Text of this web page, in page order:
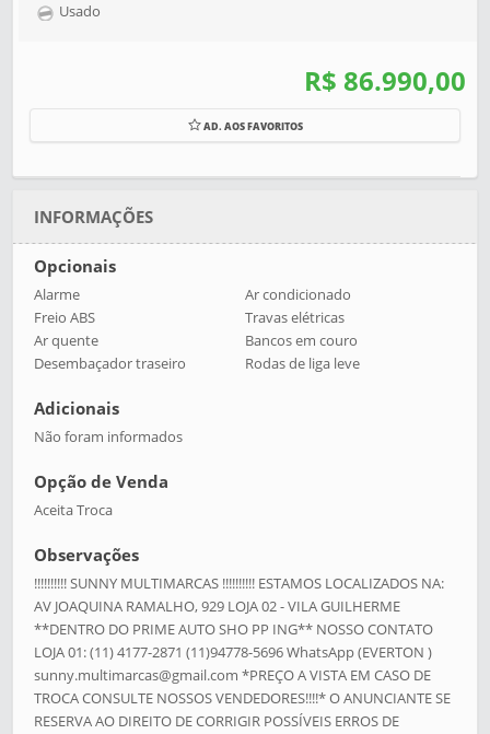
Usado
R$ 86.990,00
AD. AOS FAVORITOS
INFORMAÇÕES
Opcionais
Alarme
Ar condicionado
Freio ABS
Travas elétricas
Ar quente
Bancos em couro
Desembaçador traseiro
Rodas de liga leve
Adicionais
Não foram informados
Opção de Venda
Aceita Troca
Observações
!!!!!!!!!! SUNNY MULTIMARCAS !!!!!!!!!! ESTAMOS LOCALIZADOS NA:
AV JOAQUINA RAMALHO, 929 LOJA 02 - VILA GUILHERME
**DENTRO DO PRIME AUTO SHO PP ING** NOSSO CONTATO
LOJA 01: (11) 4177-2871 (11)94778-5696 WhatsApp (EVERTON )
sunny.multimarcas@gmail.com *PREÇO A VISTA EM CASO DE
TROCA CONSULTE NOSSOS VENDEDORES!!!!* O ANUNCIANTE SE
RESERVA AO DIREITO DE CORRIGIR POSSÍVEIS ERROS DE